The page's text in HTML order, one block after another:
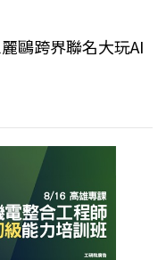
鷗跨界聯名大玩AI